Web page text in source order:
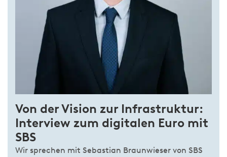
Von der Vision zur Infrastruktur:
Interview zum digitalen Euro mit
SBS
Wir sprechen mit Sebastian Braunwieser von SBS